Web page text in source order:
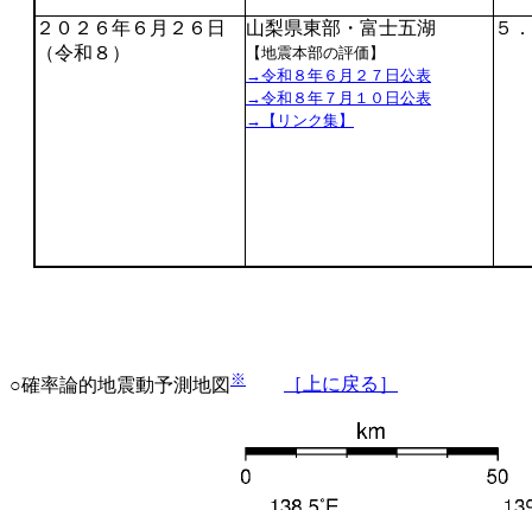
２０２６年６月２６日
（令和８）
山梨県東部・富士五湖
【地震本部の評価】
→令和８年６月２７日公表
→令和８年７月１０日公表
→【リンク集】
５
○確率論的地震動予測地図 ※ ［上に戻る］